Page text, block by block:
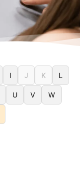
I J K L
U V W